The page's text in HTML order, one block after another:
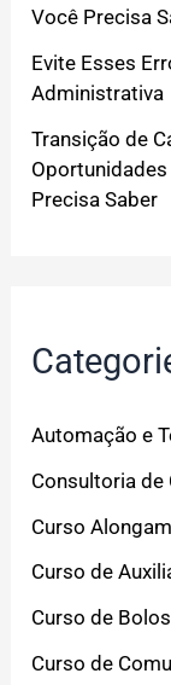
Você Precisa
Evite Esses
Administrativa
Transição de
Precisa Saber
Automação e
Consultoria de
Curso
Curso de
Curso de
Curso de